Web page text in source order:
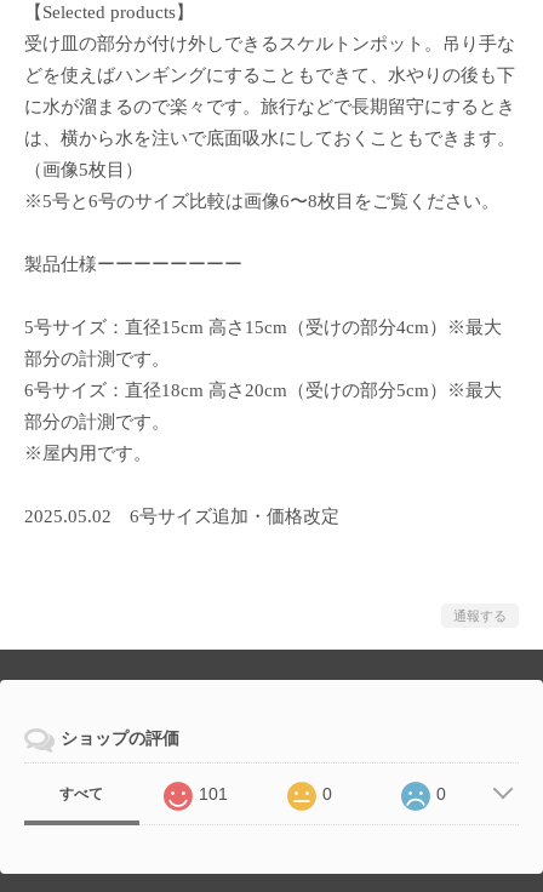
【Selected products】
受け皿の部分が付け外しできるスケルトンポット。吊り手な
どを使えばハンギングにすることもできて、水やりの後も下
に水が溜まるので楽々です。旅行などで長期留守にするとき
は、横から水を注いで底面吸水にしておくこともできます。
（画像5枚目）
※5号と6号のサイズ比較は画像6〜8枚目をご覧ください。
製品仕様ーーーーーーーー
5号サイズ：直径15cm 高さ15cm（受けの部分4cm）※最大
部分の計測です。
6号サイズ：直径18cm 高さ20cm（受けの部分5cm）※最大
部分の計測です。
※屋内用です。
2025.05.02 6号サイズ追加・価格改定
通報する
ショップの評価
すべて 101 0 0